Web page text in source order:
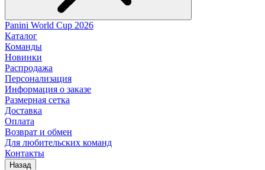
Panini World Cup 2026
Каталог
Команды
Новинки
Распродажа
Персонализация
Информация о заказе
Размерная сетка
Доставка
Оплата
Возврат и обмен
Для любительских команд
Контакты
Назад